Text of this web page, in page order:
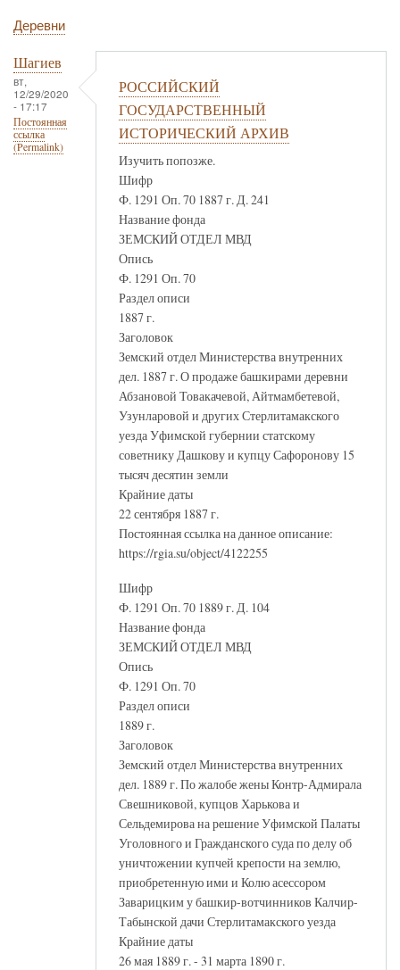
Деревни
Шагиев
вт,
12/29/2020
- 17:17
Постоянная
ссылка
(Permalink)
РОССИЙСКИЙ
ГОСУДАРСТВЕННЫЙ
ИСТОРИЧЕСКИЙ АРХИВ
Изучить попозже.
Шифр
Ф. 1291 Оп. 70 1887 г. Д. 241
Название фонда
ЗЕМСКИЙ ОТДЕЛ МВД
Опись
Ф. 1291 Оп. 70
Раздел описи
1887 г.
Заголовок
Земский отдел Министерства внутренних
дел. 1887 г. О продаже башкирами деревни
Абзановой Товакачевой, Айтмамбетевой,
Узунларовой и других Стерлитамакского
уезда Уфимской губернии статскому
советнику Дашкову и купцу Сафоронову 15
тысяч десятин земли
Крайние даты
22 сентября 1887 г.
Постоянная ссылка на данное описание:
https://rgia.su/object/4122255
Шифр
Ф. 1291 Оп. 70 1889 г. Д. 104
Название фонда
ЗЕМСКИЙ ОТДЕЛ МВД
Опись
Ф. 1291 Оп. 70
Раздел описи
1889 г.
Заголовок
Земский отдел Министерства внутренних
дел. 1889 г. По жалобе жены Контр-Адмирала
Свешниковой, купцов Харькова и
Сельдемирова на решение Уфимской Палаты
Уголовного и Гражданского суда по делу об
уничтожении купчей крепости на землю,
приобретенную ими и Колю асессором
Заварицким у башкир-вотчинников Калчир-
Табынской дачи Стерлитамакского уезда
Крайние даты
26 мая 1889 г. - 31 марта 1890 г.